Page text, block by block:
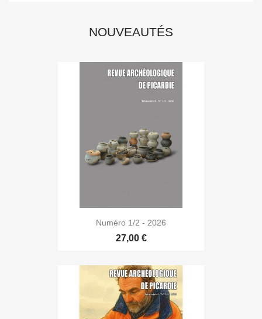
NOUVEAUTÉS
Numéro 1/2 - 2026
27,00 €